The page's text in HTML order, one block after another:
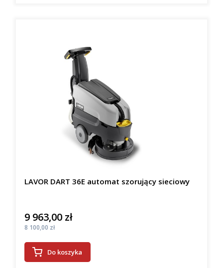
LAVOR DART 36E automat szorujący sieciowy
Cena
9 963,00 zł
Cena
8 100,00 zł
Do koszyka